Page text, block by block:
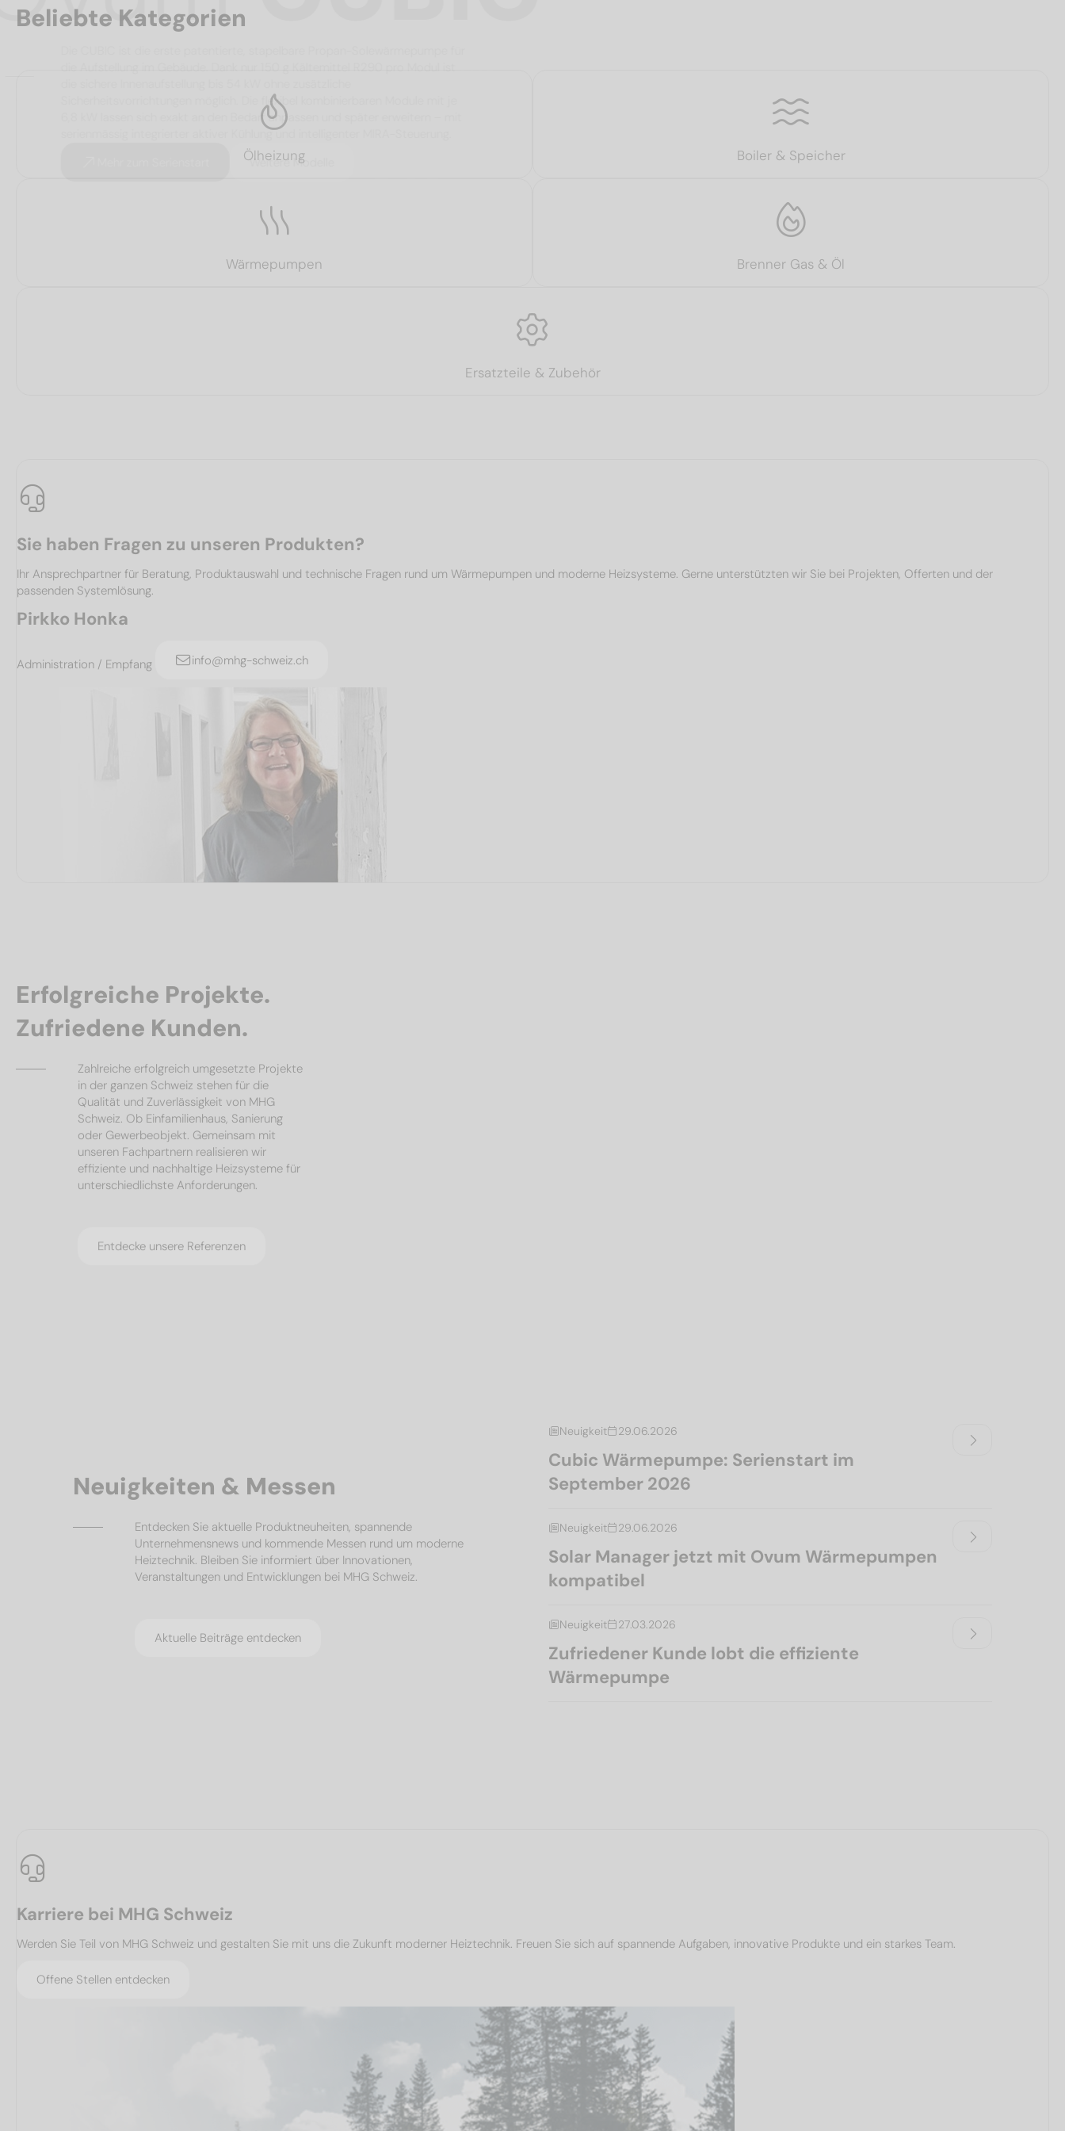
Sicherheitsvorrichtungen möglich. Die flexibel kombinierbaren Module mit je
6,8 kW lassen sich exakt an den Bedarf anpassen und später erweitern – mit
serienmässig integrierter aktiver Kühlung und intelligenter MIRA-Steuerung.
Weitere Modelle
Beliebte Kategorien
Ölheizung Boiler & Speicher
Wärmepumpen Brenner Gas & Öl
Ersatzteile & Zubehör
Sie haben Fragen zu unseren Produkten?
Ihr Ansprechpartner für Beratung, Produktauswahl und technische Fragen rund um Wärmepumpen und moderne Heizsysteme. Gerne unterstützten wir Sie bei Projekten, Offerten und der
passenden Systemlösung.
Pirkko Honka
Administration / Empfang info@mhg-schweiz.ch
Erfolgreiche Projekte.
Zufriedene Kunden.
Zahlreiche erfolgreich umgesetzte Projekte
in der ganzen Schweiz stehen für die
Qualität und Zuverlässigkeit von MHG
Schweiz. Ob Einfamilienhaus, Sanierung
oder Gewerbeobjekt. Gemeinsam mit
unseren Fachpartnern realisieren wir
effiziente und nachhaltige Heizsysteme für
unterschiedlichste Anforderungen.
Entdecke unsere Referenzen
Neuigkeiten & Messen
Entdecken Sie aktuelle Produktneuheiten, spannende
Unternehmensnews und kommende Messen rund um moderne
Heiztechnik. Bleiben Sie informiert über Innovationen,
Veranstaltungen und Entwicklungen bei MHG Schweiz.
Aktuelle Beiträge entdecken
Neuigkeit 29.06.2026
Cubic Wärmepumpe: Serienstart im
September 2026
Neuigkeit 29.06.2026
Solar Manager jetzt mit Ovum Wärmepumpen
kompatibel
Neuigkeit 27.03.2026
Zufriedener Kunde lobt die effiziente
Wärmepumpe
Karriere bei MHG Schweiz
Werden Sie Teil von MHG Schweiz und gestalten Sie mit uns die Zukunft moderner Heiztechnik. Freuen Sie sich auf spannende Aufgaben, innovative Produkte und ein starkes Team.
Offene Stellen entdecken